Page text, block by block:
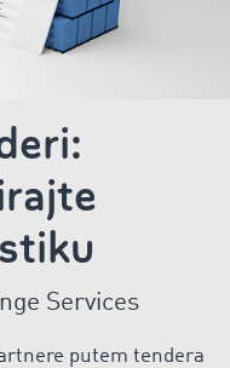
Services
putem tendera